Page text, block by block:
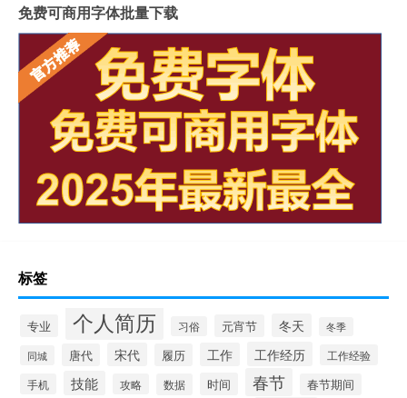
免费可商用字体批量下载
标签
专业 个人简历 习俗 元宵节 冬天 冬季
同城 唐代 宋代 履历 工作 工作经历
工作经验
手机
技能 攻略 数据 时间 春节 春节期间